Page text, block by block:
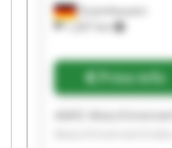
Zuzenhausen
1,267 km
Price info
AMIS